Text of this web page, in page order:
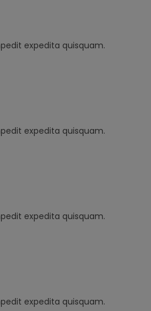
expedita quisquam.
expedita quisquam.
expedita quisquam.
expedita quisquam.